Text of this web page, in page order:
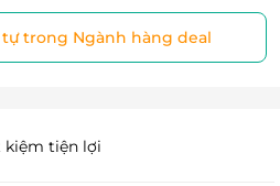
trong Ngành hàng deal
kiệm tiện lợi